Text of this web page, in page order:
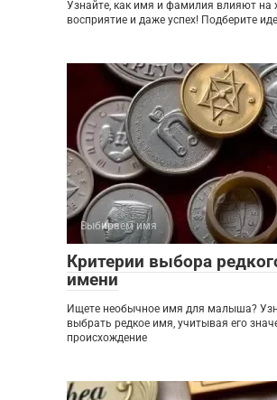
Узнайте, как имя и фамилия влияют на
восприятие и даже успех! Подберите
Выбираем имя
Критерии выбора
имени
Ищете необычное имя для малыша?
выбрать редкое имя, учитывая его
происхождение